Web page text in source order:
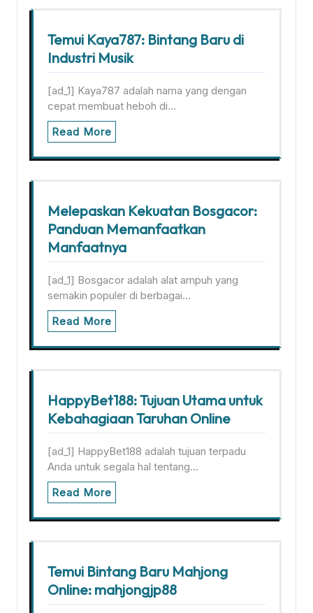
Temui Kaya787: Bintang Baru di
Industri Musik
[ad_1] Kaya787 adalah nama yang dengan
cepat membuat heboh di…
Read More
Melepaskan Kekuatan Bosgacor:
Panduan Memanfaatkan
Manfaatnya
[ad_1] Bosgacor adalah alat ampuh yang
semakin populer di berbagai…
Read More
HappyBet188: Tujuan Utama untuk
Kebahagiaan Taruhan Online
[ad_1] HappyBet188 adalah tujuan terpadu
Anda untuk segala hal tentang…
Read More
Temui Bintang Baru Mahjong
Online: mahjongjp88